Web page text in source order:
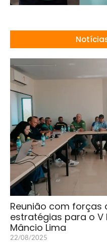
Reunião com forças
estratégias para o V
Mâncio Lima
22/08/2025